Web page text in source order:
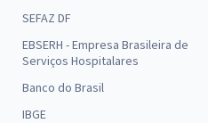
SEFAZ DF
EBSERH - Empresa Brasileira de
Serviços Hospitalares
Banco do Brasil
IBGE